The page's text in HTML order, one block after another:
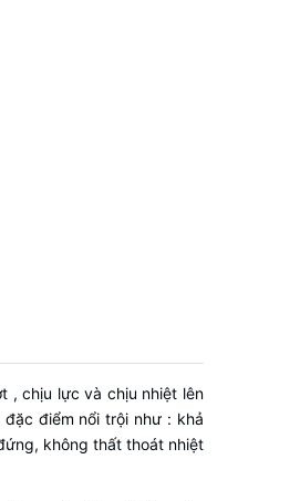
, chịu lực và chịu nhiệt lên
điểm nổi trội như : khả
không thất thoát nhiệt